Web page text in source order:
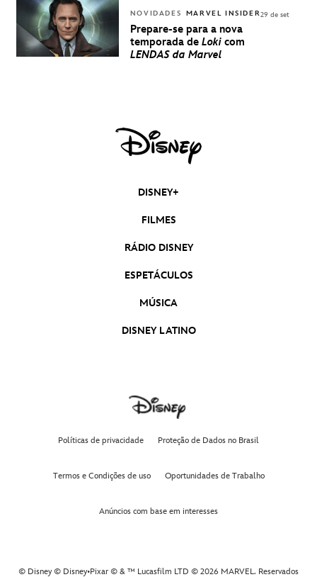
NOVIDADES MARVEL INSIDER
Prepare-se para a nova
temporada de Loki com
LENDAS da Marvel
29 de set
DISNEY+
FILMES
RÁDIO DISNEY
ESPETÁCULOS
MÚSICA
DISNEY LATINO
Políticas de privacidade Proteção de Dados no Brasil
Termos e Condições de uso Oportunidades de Trabalho
Anúncios com base em interesses
© Disney © Disney•Pixar © & ™ Lucasfilm LTD © 2026 MARVEL. Reservados